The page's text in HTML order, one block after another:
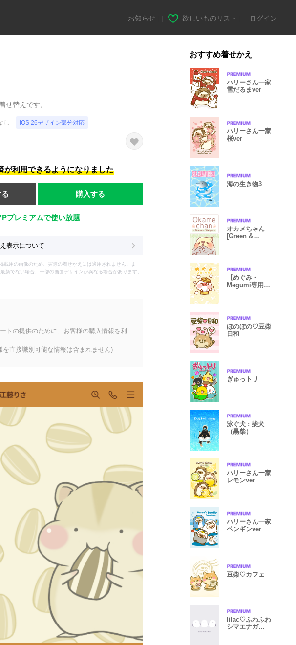
お知らせ 欲しいものリスト ログイン
せ替えです。
し iOS 26デザイン部分対応
が利用できるようになりました
購入する
プレミアムで使い放題
表示について
載用の画像のため、実際の着せかえには適用されません。ま
新でない場合、一部の画面デザインが異なる場合があります。
トの提供のために、お客様の購入情報を利
直接識別可能な情報は含まれません)
おすすめ着せかえ
ハリーさん一家
雪だるまver
ハリーさん一家
桜ver
海の生き物3
オカメちゃん
[Green &
【めぐみ・
Megumi専用
ほのぼの♡豆柴
日和
ぎゅっトリ
泳ぐ犬 : 柴犬
（黒柴）
ハリーさん一家
レモンver
ハリーさん一家
ペンギンver
豆柴♡カフェ
lilac♡ふわふわ
シマエナガ